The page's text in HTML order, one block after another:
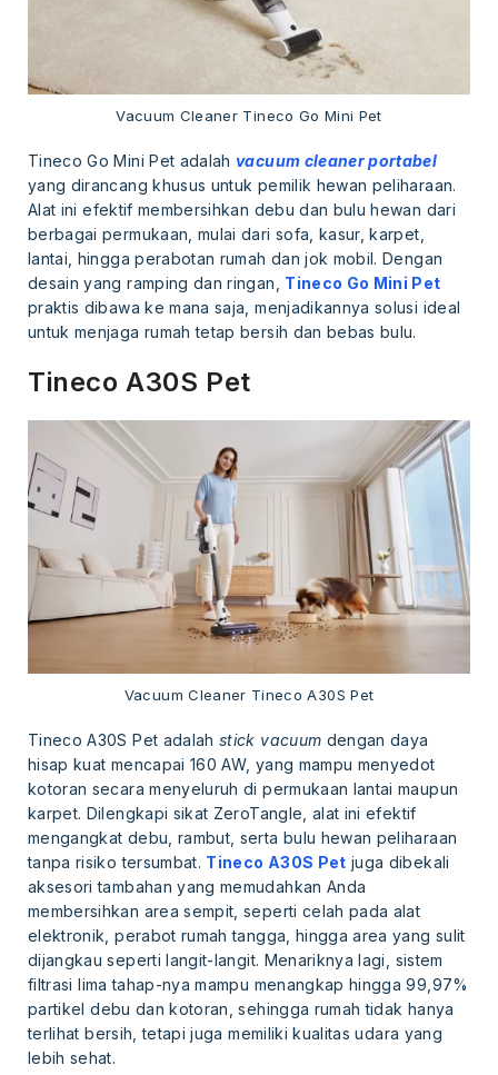
Vacuum Cleaner Tineco Go Mini Pet
Tineco Go Mini Pet adalah vacuum cleaner portabel
yang dirancang khusus untuk pemilik hewan peliharaan.
Alat ini efektif membersihkan debu dan bulu hewan dari
berbagai permukaan, mulai dari sofa, kasur, karpet,
lantai, hingga perabotan rumah dan jok mobil. Dengan
desain yang ramping dan ringan, Tineco Go Mini Pet
praktis dibawa ke mana saja, menjadikannya solusi ideal
untuk menjaga rumah tetap bersih dan bebas bulu.
Tineco A30S Pet
Vacuum Cleaner Tineco A30S Pet
Tineco A30S Pet adalahstick vacuum dengan daya
hisap kuat mencapai 160 AW, yang mampu menyedot
kotoran secara menyeluruh di permukaan lantai maupun
karpet. Dilengkapi sikat ZeroTangle, alat ini efektif
mengangkat debu, rambut, serta bulu hewan peliharaan
tanpa risiko tersumbat. Tineco A30S Pet juga dibekali
aksesori tambahan yang memudahkan Anda
membersihkan area sempit, seperti celah pada alat
elektronik, perabot rumah tangga, hingga area yang sulit
dijangkau seperti langit-langit. Menariknya lagi, sistem
filtrasi lima tahap-nya mampu menangkap hingga 99,97%
partikel debu dan kotoran, sehingga rumah tidak hanya
terlihat bersih, tetapi juga memiliki kualitas udara yang
lebih sehat.